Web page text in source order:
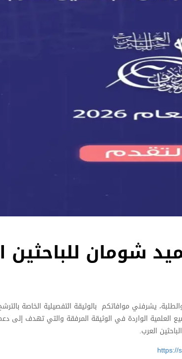
شومان للباحثين
يشرفني موافاتكم بالوثيقة التفصيلية الخاصة
تَخُصٌّ الجائزة الحقول والمواضيع العلمية الواردة في الوثيقة المرفقة والتي
العرب.
https://